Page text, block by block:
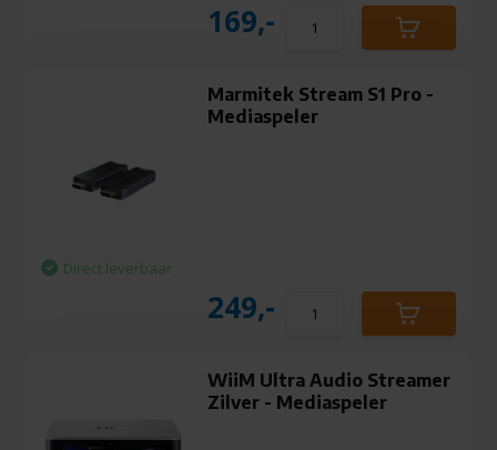
169,-
Marmitek Stream S1 Pro -
Mediaspeler
Direct leverbaar
249,-
WiiM Ultra Audio Streamer
Zilver - Mediaspeler